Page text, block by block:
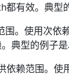
都有效。典型
围。使用次依
典型的例子
依赖范围。使